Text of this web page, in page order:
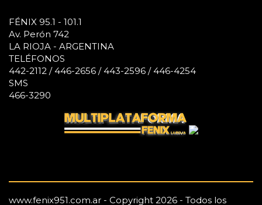
FÉNIX 95.1 - 101.1
Av. Perón 742
LA RIOJA - ARGENTINA
TELÉFONOS
442-2112 / 446-2656 / 443-2596 / 446-4254
SMS
466-3290
www.fenix951.com.ar - Copyright 2026 - Todos los